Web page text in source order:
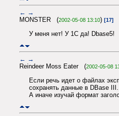
← →
MONSTER (2002-05-08 13:10) [17]
У меня нет! У 1С да! Dbase5!
← →
Reindeer Moss Eater (2002-05-08
Если речь идет о файлах
сохранять данные в DBase III.
А иначе изучай формат